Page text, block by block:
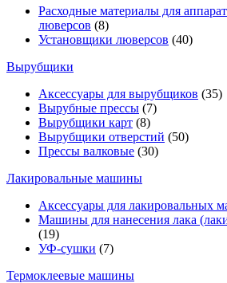
Расходные материалы для
люверсов (8)
Установщики люверсов (40)
Вырубщики
Аксессуары для вырубщиков (35)
Вырубные прессы (7)
Вырубщики карт (8)
Вырубщики отверстий (50)
Прессы валковые (30)
Лакировальные машины
Аксессуары для лакировальных
Машины для нанесения лака
(19)
УФ-сушки (7)
Термоклеевые машины